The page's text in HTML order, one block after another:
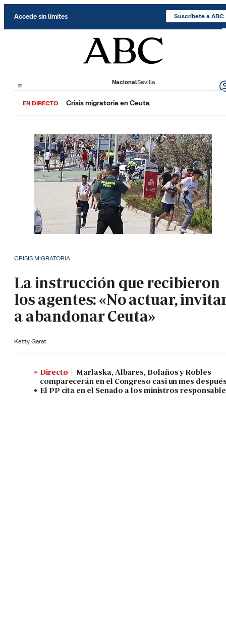
Accede sin límites Suscríbete a ABC
NacionalSevilla
EN DIRECTO Crisis migratoria en Ceuta
CRISIS MIGRATORIA
La instrucción que recibieron
los agentes: «No actuar,
a abandonar Ceuta»
Ketty Garat
Directo
Marlaska, Albares, Bolaños y Robles
comparecerán en el Congreso casi un mes
El PP cita en el Senado a los ministros